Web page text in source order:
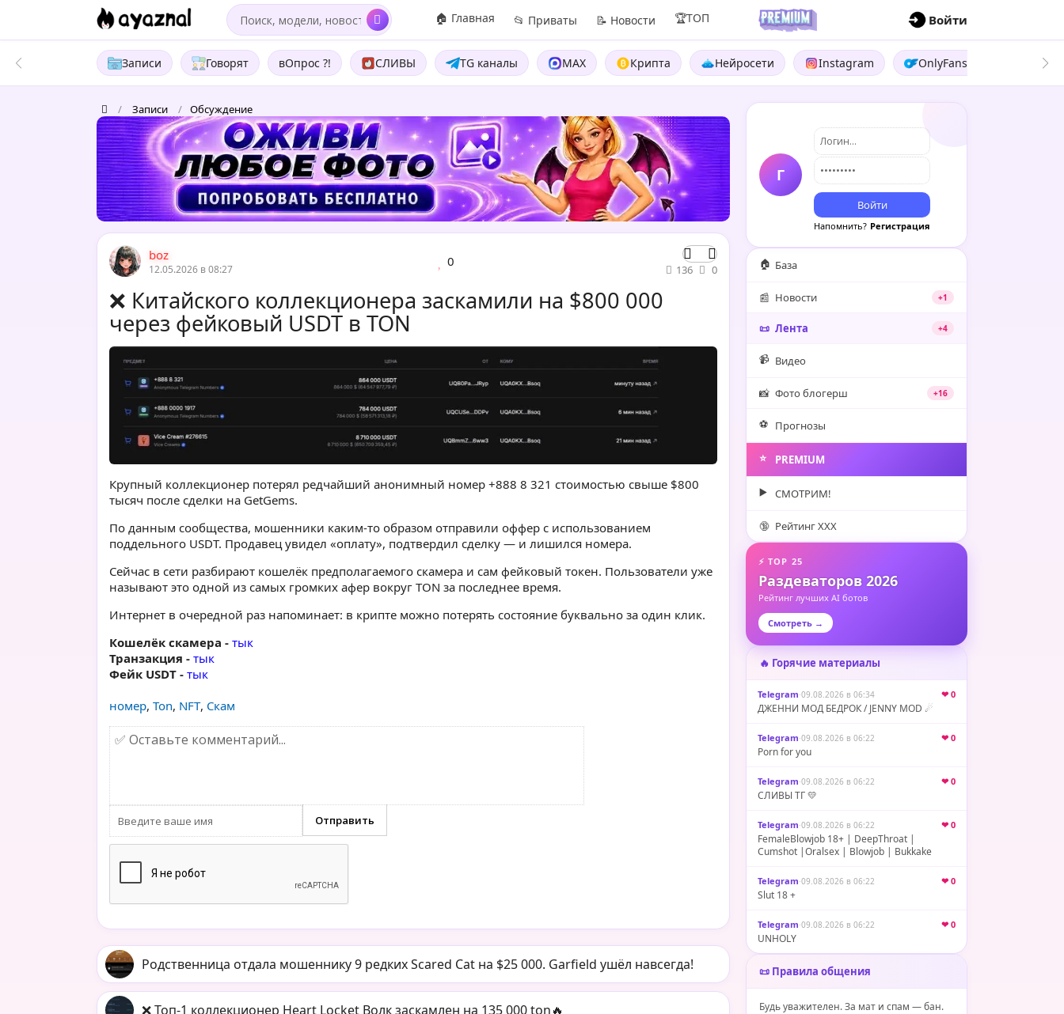
🏠 Главная 📂 Приваты 📝 Новости 🏆ТОП Войти
Записи Говорят вОпрос ?! СЛИВЫ TG каналы MAX Крипта Нейросети Instagram OnlyFans Boosty
/ Записи / Обсуждение
boz
12.05.2026 в 08:27 0
136 0
❌ Китайского коллекционера заскамили на $800 000
через фейковый USDT в TON
Крупный коллекционер потерял редчайший анонимный номер +888 8 321 стоимостью свыше $800
тысяч после сделки на GetGems.
По данным сообщества, мошенники каким-то образом отправили оффер с использованием
поддельного USDT. Продавец увидел «оплату», подтвердил сделку — и лишился номера.
Сейчас в сети разбирают кошелёк предполагаемого скамера и сам фейковый токен. Пользователи уже
называют это одной из самых громких афер вокруг TON за последнее время.
Интернет в очередной раз напоминает: в крипте можно потерять состояние буквально за один клик.
Кошелёк скамера - тык
Транзакция - тык
Фейк USDT - тык
номер, Ton, NFT, Скам
Родственница отдала мошеннику 9 редких Scared Cat на $25 000. Garfield ушёл навсегда!
❌ Топ-1 коллекционер Heart Locket Волк заскамлен на 135 000 ton🔥
Г
Войти
Напомнить? Регистрация
🏠 База
📰 Новости +1
📜 Лента +4
📹 Видео
📸 Фото блогерш +16
⚽️ Прогнозы
⭐️ PREMIUM
▶️ СМОТРИМ!
🔞 Рейтинг XXX
⚡ TOP 25
Раздеваторов 2026
Рейтинг лучших AI ботов
Смотреть →
🔥 Горячие материалы
Telegram·09.08.2026 в 06:34 ❤ 0
ДЖЕННИ МОД БЕДРОК / JENNY MOD ☄
Telegram·09.08.2026 в 06:22 ❤ 0
Porn for you
Telegram·09.08.2026 в 06:22 ❤ 0
СЛИВЫ ТГ 💛
Telegram·09.08.2026 в 06:22 ❤ 0
FemaleBlowjob 18+ | DeepThroat |
Cumshot |Oralsex | Blowjob | Bukkake
Telegram·09.08.2026 в 06:22 ❤ 0
Slut 18 +
Telegram·09.08.2026 в 06:22 ❤ 0
UNHOLY
📜 Правила общения
Будь уважителен. За мат и спам — бан.